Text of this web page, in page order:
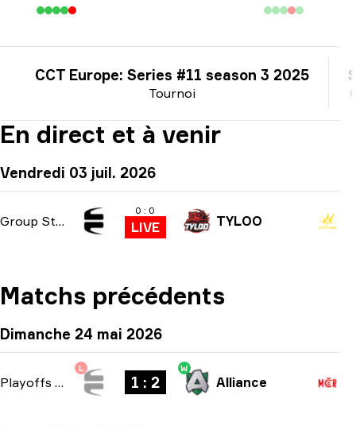
Tournoi
CCT Europe: Series #11 season 3 2025
En direct et à venir
Vendredi 03 juil. 2026
Group Stage
0 : 0
LIVE TYLOO
Matchs précédents
Dimanche 24 mai 2026
Playoffs bo3
L
1 : 2
W
Alliance